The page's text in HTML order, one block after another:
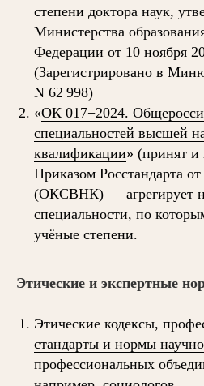
степени доктора наук,
Министерства
Федерации от 10 ноября
(Зарегистрировано в
N 62 998)
«ОК 017−2024.
специальностей высшей
квалификации» (принят и
Приказом Росстандарта
(ОКСВНК) — агрегирует
специальности, по
учёные степени.
Этические и экспертные
Этические кодексы,
стандарты и нормы
профессиональных